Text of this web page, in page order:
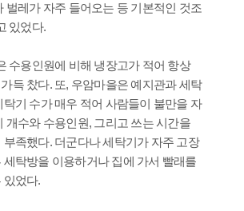
벌레가 자주 들어오는 등 기본적인 것조
있었다.
수용인원에 비해 냉장고가 적어 항상
득 찼다. 또, 우암마을은 예지관과 세탁
기 수가 매우 적어 사람들이 불만을 자
개수와 수용인원, 그리고 쓰는 시간을
부족했다. 더군다나 세탁기가 자주 고장
세탁방을 이용하거나 집에 가서 빨래를
있었다.